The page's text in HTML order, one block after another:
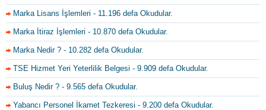
Marka Lisans İşlemleri - 11.196 defa Okudular.
Marka İtiraz İşlemleri - 10.870 defa Okudular.
Marka Nedir ? - 10.282 defa Okudular.
TSE Hizmet Yeri Yeterlilik Belgesi - 9.909 defa Okudular.
Buluş Nedir ? - 9.565 defa Okudular.
Yabancı Personel İkamet Tezkeresi - 9.200 defa Okudular.